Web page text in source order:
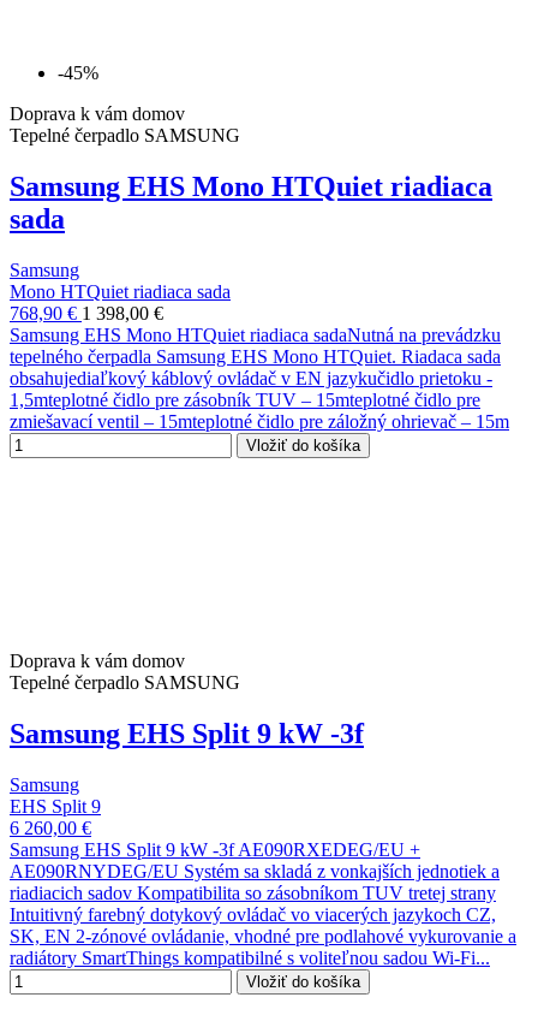
-45%
Doprava k vám domov
Tepelné čerpadlo SAMSUNG
Samsung EHS Mono HTQuiet riadiaca
sada
Samsung
Mono HTQuiet riadiaca sada
768,90 € 1 398,00 €
Samsung EHS Mono HTQuiet riadiaca sadaNutná na prevádzku
tepelného čerpadla Samsung EHS Mono HTQuiet. Riadaca sada
obsahujediaľkový káblový ovládač v EN jazykučidlo prietoku -
1,5mteplotné čidlo pre zásobník TUV – 15mteplotné čidlo pre
zmiešavací ventil – 15mteplotné čidlo pre záložný ohrievač – 15m
Vložiť do košíka
Doprava k vám domov
Tepelné čerpadlo SAMSUNG
Samsung EHS Split 9 kW -3f
Samsung
EHS Split 9
6 260,00 €
Samsung EHS Split 9 kW -3f AE090RXEDEG/EU +
AE090RNYDEG/EU Systém sa skladá z vonkajších jednotiek a
riadiacich sadov Kompatibilita so zásobníkom TUV tretej strany
Intuitivný farebný dotykový ovládač vo viacerých jazykoch CZ,
SK, EN 2-zónové ovládanie, vhodné pre podlahové vykurovanie a
radiátory SmartThings kompatibilné s voliteľnou sadou Wi-Fi...
Vložiť do košíka